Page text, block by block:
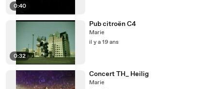
0:40
0:32
Pub citroën C4
Marie
il y a 19 ans
Concert TH_ Heilig
Marie